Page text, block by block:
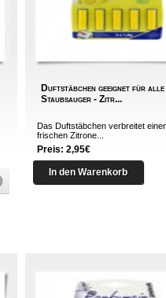
Duftstäbchen geeignet für alle
Staubsauger - Zitr...
Das Duftstäbchen verbreitet
frischen Zitrone...
Preis: 2,95€
In den Warenkorb